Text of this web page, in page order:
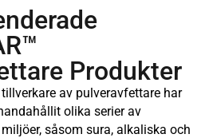
Produkter
av pulveravfettare har
olika serier av
såsom sura, alkaliska och